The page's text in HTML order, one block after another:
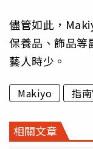
儘管如此，
保養品、飾品等
藝人時少。
Makiyo 指
相關文章